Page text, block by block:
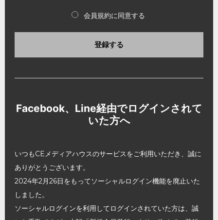
会員規約に同意する
登録する
Facebook、Line経由でログインされて
いた方へ
いつもCEメディアハウスのサービスをご利用いただき、誠に
ありがとうございます。
2024年2月26日をもってソーシャルログイン機能を廃止いた
しました。
ソーシャルログインを利用してログインされていた方は、誠